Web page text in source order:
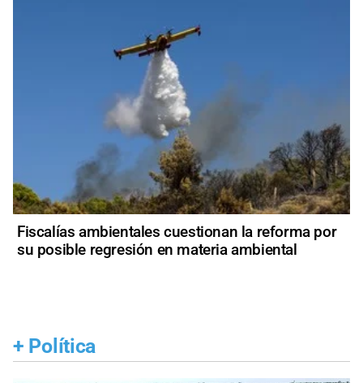
Fiscalías ambientales cuestionan la reforma por
su posible regresión en materia ambiental
+ Política